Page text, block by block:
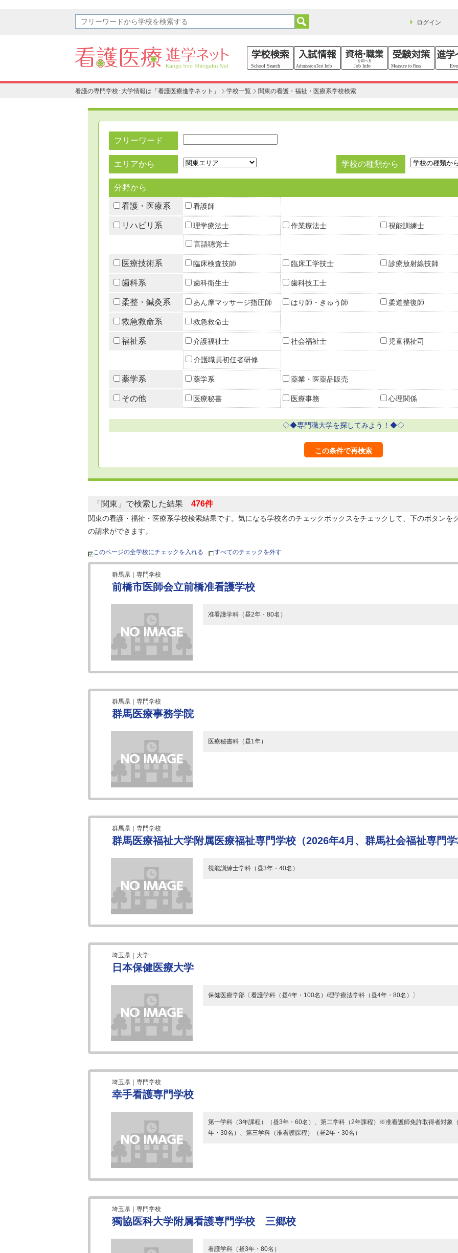
ログイン
看護の専門学校･大学情報は「看護医療進学ネット」 学校一覧 関東の看護・福祉・医療系学校検索
フリーワード
エリアから 学校の種類から
分野から
看護・医療系 看護師
リハビリ系 理学療法士 作業療法士 視能訓練士
言語聴覚士
医療技術系 臨床検査技師 臨床工学技士 診療放射線技師
歯科系 歯科衛生士 歯科技工士
柔整・鍼灸系 あん摩マッサージ指圧師 はり師・きゅう師 柔道整復師
救急救命系 救急救命士
福祉系 介護福祉士 社会福祉士 児童福祉司
介護職員初任者研修
薬学系 薬学系 薬業・医薬品販売
その他 医療秘書 医療事務 心理関係
◇◆専門職大学を探してみよう！◆◇
「関東」で検索した結果 476件
関東の看護・福祉・医療系学校検索結果です。気になる学校名のチェックボックスをチェックして、下のボタンを
の請求ができます。
このページの全学校にチェックを入れる すべてのチェックを外す
群馬県｜専門学校
前橋市医師会立前橋准看護学校
准看護学科（昼2年・80名）
群馬県｜専門学校
群馬医療事務学院
医療秘書科（昼1年）
群馬県｜専門学校
群馬医療福祉大学附属医療福祉専門学校（2026年4月、群馬社会福祉専門
視能訓練士学科（昼3年・40名）
埼玉県｜大学
日本保健医療大学
保健医療学部〔看護学科（昼4年・100名）/理学療法学科（昼4年・80名）〕
埼玉県｜専門学校
幸手看護専門学校
第一学科（3年課程）（昼3年・60名）、第二学科（2年課程）※准看護師免許取得者対象
年・30名）、第三学科（准看護課程）（昼2年・30名）
埼玉県｜専門学校
獨協医科大学附属看護専門学校 三郷校
看護学科（昼3年・80名）